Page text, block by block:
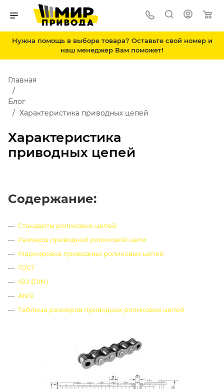
Нужна помощь в выборе товара? Оставьте свой номер и
наш менеджер Вам поможет!
Характеристика
приводных цепей
Главная
Блог
Характеристика приводных цепей
Содержание:
Стандарты роликовых цепей
Размеры приводной роликовой цепи
Маркировка приводных роликовых цепей
ГОСТ
ISO (DIN)
ANSI
Таблица размеров приводных роликовых цепей